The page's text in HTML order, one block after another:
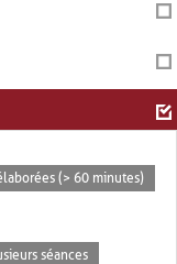
(> 60 minutes)
séances